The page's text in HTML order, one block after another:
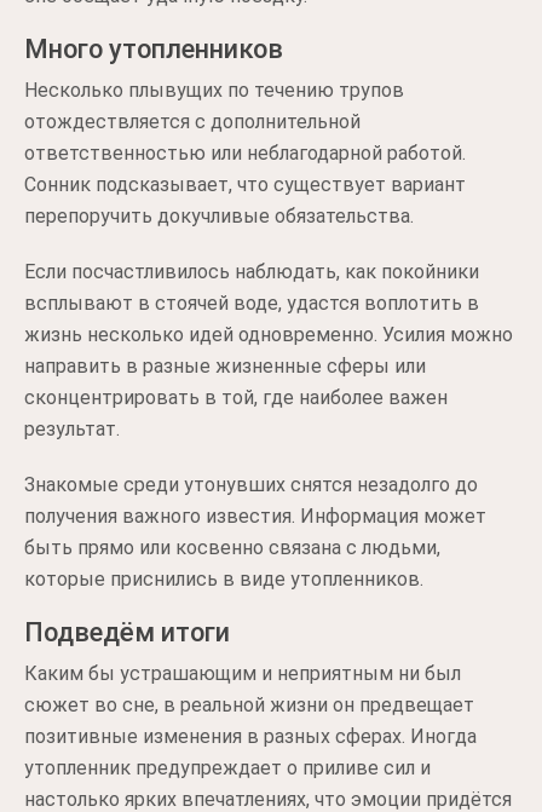
Много утопленников
Несколько плывущих по течению трупов
отождествляется с дополнительной
ответственностью или неблагодарной работой.
Сонник подсказывает, что существует вариант
перепоручить докучливые обязательства.
Если посчастливилось наблюдать, как покойники
всплывают в стоячей воде, удастся воплотить в
жизнь несколько идей одновременно. Усилия можно
направить в разные жизненные сферы или
сконцентрировать в той, где наиболее важен
результат.
Знакомые среди утонувших снятся незадолго до
получения важного известия. Информация может
быть прямо или косвенно связана с людьми,
которые приснились в виде утопленников.
Подведём итоги
Каким бы устрашающим и неприятным ни был
сюжет во сне, в реальной жизни он предвещает
позитивные изменения в разных сферах. Иногда
утопленник предупреждает о приливе сил и
настолько ярких впечатлениях, что эмоции придётся